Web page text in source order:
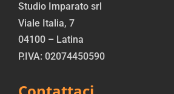
Studio Imparato srl
Viale Italia, 7
04100 – Latina
P.IVA: 02074450590